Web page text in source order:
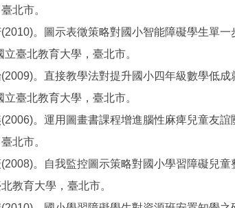
北市。
(2010)。圖示表徵策略對國小智能障礙學生單
立臺北教育大學，臺北市。
。直接教學法對提升國小四年級數學低
立臺北教育大學，臺北市。
。運用圖畫書課程增進腦性麻痺兒童友
北市。
。自我監控圖示策略對國小學習障礙兒
教育大學，臺北市。